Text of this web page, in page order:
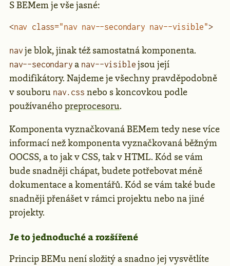
S BEMem je vše jasné:
<nav class="nav nav--secondary nav--visible">
nav je blok, jinak též samostatná komponenta.
nav--secondary a nav--visible jsou její
modifikátory. Najdeme je všechny pravděpodobně
v souboru nav.css nebo s koncovkou podle
používaného preprocesoru.
Komponenta vyznačkovaná BEMem tedy nese více
informací než komponenta vyznačkovaná běžným
OOCSS, a to jak v CSS, tak v HTML. Kód se vám
bude snadněji chápat, budete potřebovat méně
dokumentace a komentářů. Kód se vám také bude
snadněji přenášet v rámci projektu nebo na jiné
projekty.
Je to jednoduché a rozšířené
Princip BEMu není složitý a snadno jej vysvětlíte